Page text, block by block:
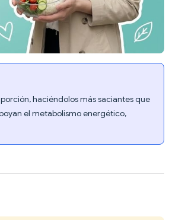
haciéndolos más saciantes que
el metabolismo energético,